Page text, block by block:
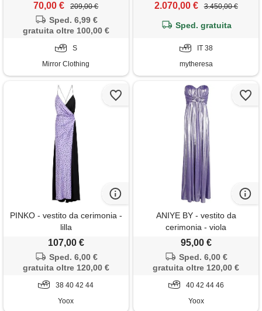
70,00 € 209,00 €
Sped. 6,99 €
gratuita oltre 100,00 €
S
Mirror Clothing
2.070,00 € 3.450,00 €
Sped. gratuita
IT 38
mytheresa
PINKO - vestito da cerimonia -
lilla
107,00 €
Sped. 6,00 €
gratuita oltre 120,00 €
38 40 42 44
Yoox
ANIYE BY - vestito da
cerimonia - viola
95,00 €
Sped. 6,00 €
gratuita oltre 120,00 €
40 42 44 46
Yoox